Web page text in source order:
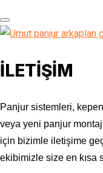
İLETİŞİM
Panjur sistemleri,
veya yeni panjur
için bizimle iletişime
ekibimizle size en kısa